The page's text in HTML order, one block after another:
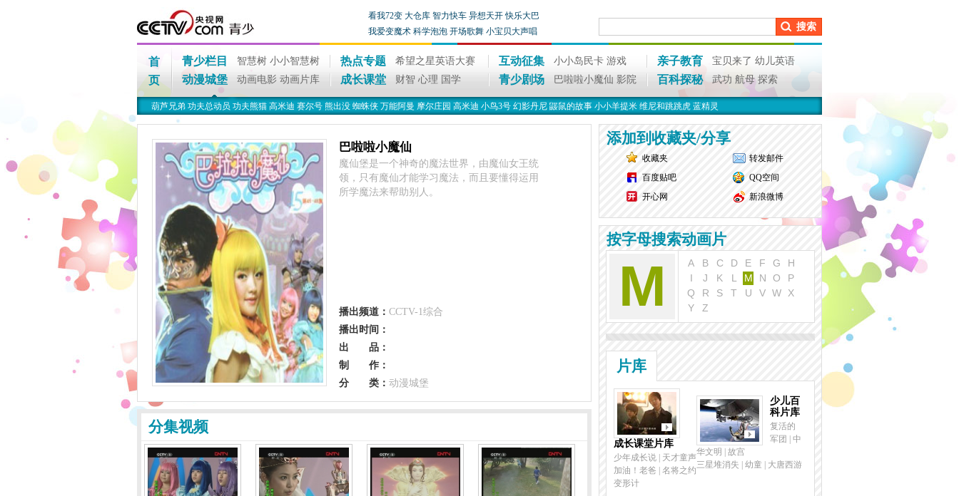
看我72变 大仓库 智力快车 异想天开 快乐大巴
我爱变魔术 科学泡泡 开场歌舞 小宝贝大声唱 搜索
首
页
青少栏目 智慧树 小小智慧树
动漫城堡 动画电影 动画片库
热点专题 希望之星英语大赛
成长课堂 财智 心理 国学
互动征集 小小岛民卡 游戏
青少剧场 巴啦啦小魔仙 影院
亲子教育 宝贝来了 幼儿英语
百科探秘 武功 航母 探索
葫芦兄弟 功夫总动员 功夫熊猫 高米迪 赛尔号 熊出没 蜘蛛侠 万能阿曼 摩尔庄园 高米迪 小鸟3号 幻影丹尼 鼹鼠的故事 小小羊提米 维尼和跳跳虎 蓝精灵
巴啦啦小魔仙
魔仙堡是一个神奇的魔法世界，由魔仙女王统
领，只有魔仙才能学习魔法，而且要懂得运用
所学魔法来帮助别人。
播出频道： CCTV-1综合
播出时间：
出 品：
制 作：
分 类： 动漫城堡
分集视频
添加到收藏夹/分享
收藏夹
转发邮件
百度贴吧
QQ空间
开心网
新浪微博
按字母搜索动画片
A B C D E F G
H
I
J K L M N O
P
Q
R S T U V W
X
Y
Z
M
片库
成长课堂片库
少年成长说
天才童声
加油！老爸
名将之约
变形计
少儿百
科片库
复活的
军团
中
华文明
故宫
三星堆消失
幼童 大唐西游